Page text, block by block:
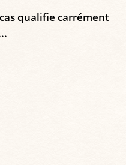
qualifie carrément